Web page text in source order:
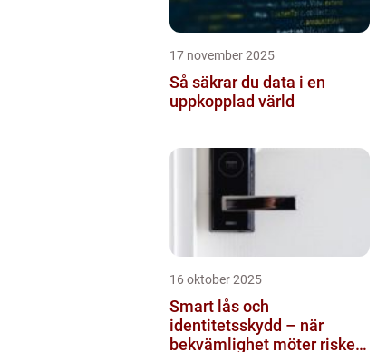
17 november 2025
Så säkrar du data i en
uppkopplad värld
16 oktober 2025
Smart lås och
identitetsskydd – när
bekvämlighet möter risker